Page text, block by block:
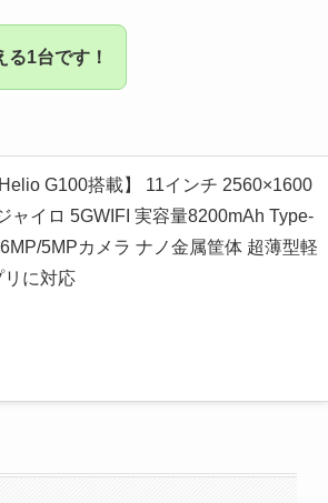
1台です！
G100搭載】 11インチ 2560×1600
ャイロ 5GWIFI 実容量8200mAh Type-
5MPカメラ ナノ金属筐体 超薄型軽
リに対応